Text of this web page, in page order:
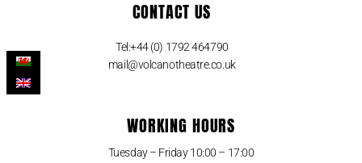
CONTACT US
Tel:+44 (0) 1792 464790
mail@volcanotheatre.co.uk
WORKING HOURS
Tuesday – Friday 10:00 – 17:00